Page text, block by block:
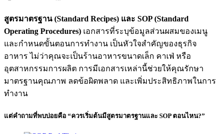
สูตรมาตรฐาน (Standard Recipes) และ SOP (Standard
Operating Procedures) เอกสารที่ระบุข้อมูลส่วนผสมของเมนู
และกำหนดขั้นตอนการทำงาน เป็นหัวใจสำคัญของธุรกิจ
อาหาร ไม่ว่าคุณจะเป็นร้านอาหารขนาดเล็ก คาเฟ่ หรือ
อุตสาหกรรมการผลิต การมีเอกสารเหล่านี้ช่วยให้คุณรักษา
มาตรฐานคุณภาพ ลดข้อผิดพลาด และเพิ่มประสิทธิภาพในการ
ทำงาน
แต่คำถามที่พบบ่อยคือ “ควรเริ่มต้นมีสูตรมาตรฐานและ SOP ตอนไหน?”